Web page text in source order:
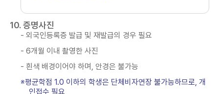
10. 증명사진
- 외국인등록증 발급 및 재발급의 경우 필요
- 6개월 이내 촬영한 사진
- 흰색 배경이어야 하며, 안경은 불가능
※평균학점 1.0 이하의 학생은 단체비자연장 불가능하므로, 개
인접수 필요